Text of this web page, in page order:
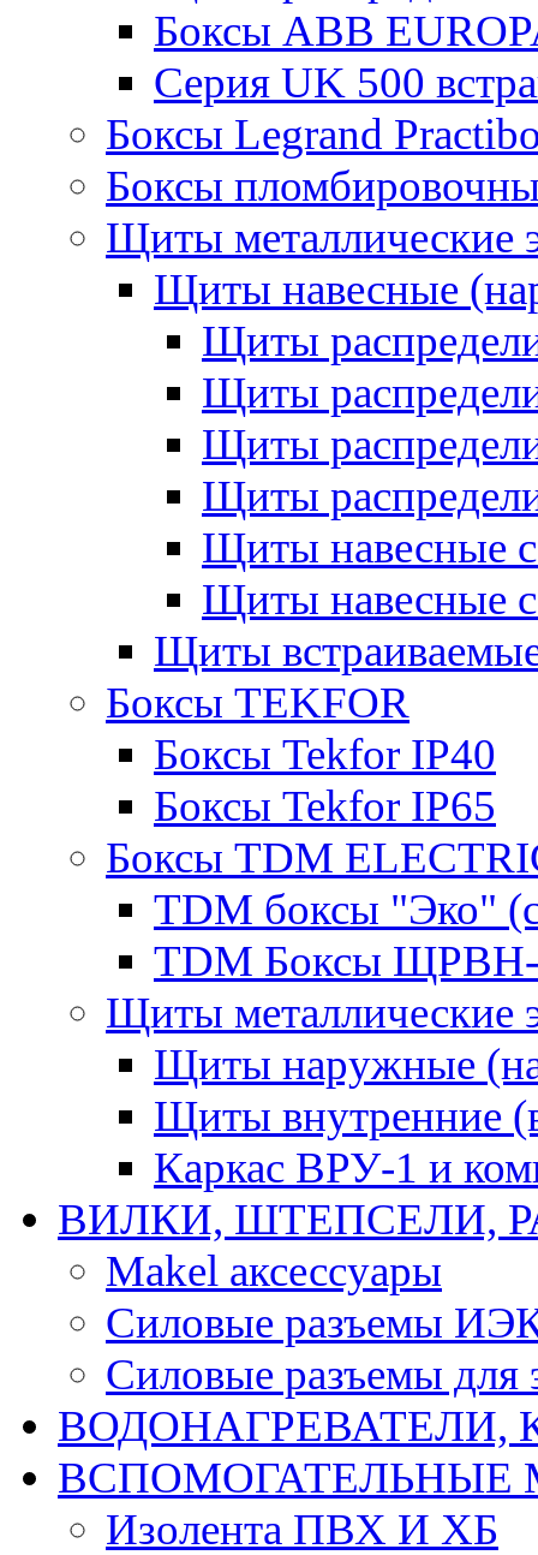
Боксы ABB
Серия UK 500
Боксы Legrand
Боксы
Щиты металлические
Щиты навесные
Щиты
Щиты
Щиты
Щиты
Щиты навесные
Щиты навесные
Щиты
Боксы TEKFOR
Боксы Tekfor IP40
Боксы Tekfor IP65
Боксы TDM
TDM боксы "Эко"
TDM Боксы
Щиты металлические
Щиты наружные
Щиты внутренние
Каркас ВРУ-1 и
ВИЛКИ, ШТЕПСЕЛИ,
Makel аксессуары
Силовые разъемы
Силовые разъемы для
ВОДОНАГРЕВАТЕЛИ,
ВСПОМОГАТЕЛЬНЫЕ
Изолента ПВХ И ХБ